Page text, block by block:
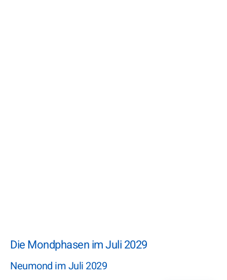
Die Mondphasen im Juli 2029
Neumond im Juli 2029